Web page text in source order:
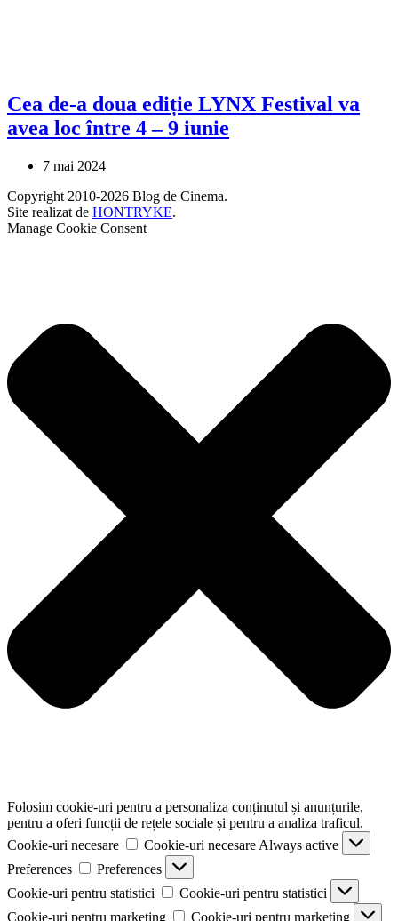
Cea de-a doua ediție LYNX Festival va
avea loc între 4 – 9 iunie
7 mai 2024
Copyright 2010-2026 Blog de Cinema.
Site realizat de HONTRYKE.
Manage Cookie Consent
Folosim cookie-uri pentru a personaliza conținutul și anunțurile,
pentru a oferi funcții de rețele sociale și pentru a analiza traficul.
Cookie-uri necesare
Cookie-uri necesare Always active
Preferences
Preferences
Cookie-uri pentru statistici
Cookie-uri pentru statistici
Cookie-uri pentru marketing
Cookie-uri pentru marketing